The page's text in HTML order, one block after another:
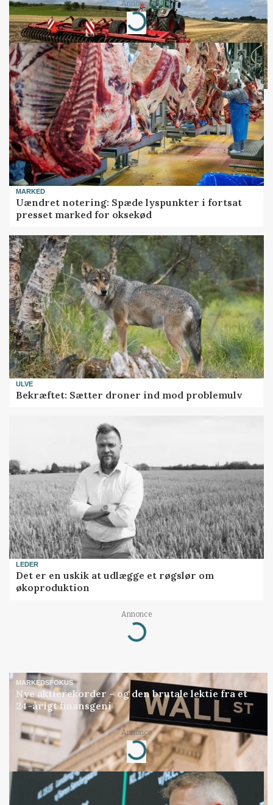
Annonce
Loading...
MARKED
Uændret notering: Spæde lyspunkter i fortsat
presset marked for oksekød
ULVE
Bekræftet: Sætter droner ind mod problemulv
LEDER
Det er en uskik at udlægge et røgslør om
økoproduktion
Annonce
Loading...
MARKEDSFOKUS
Nye aktierekorder – og den brutale lektie fra et
24-årigt finansgeni
Annonce
Loading...